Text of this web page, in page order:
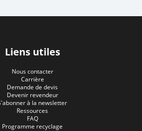
Liens utiles
Nous contacter
Carrière
Demande de devis
Devenir revendeur
à la newsletter
Ressources
FAQ
Programme recyclage